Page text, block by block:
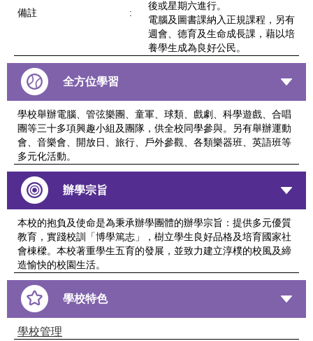
備註 :
後或星期六進行。
電腦及圖書課納入正規課程，另有
週會、德育及生命成長課，藉以培
養學生成為良好公民。
全方位學習
學校舉辦電腦、管弦樂團、童軍、球類、戲劇、科學遊戲、合唱
團等三十多項興趣小組及團隊，供全校同學參與。另有舉辦運動
會、音樂會、開放日、旅行、戶外參觀、各類樂器班、英語班等
多元化活動。
辦學宗旨
本校的抱負及使命是為秉承辦學團體的辦學宗旨：提供多元優質
教育，實踐校訓「博學篤志」，樹立學生良好品格及培育國家社
會棟樑。本校著重學生五育的發展，並致力建立淳樸的校風及締
造愉快的校園生活。
學校特色
學校管理